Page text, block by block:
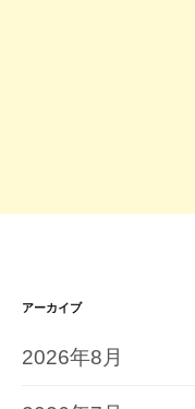
アーカイブ
2026年8月